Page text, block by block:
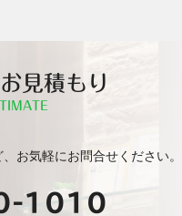
見積もり
お気軽にお問合せください。
1010